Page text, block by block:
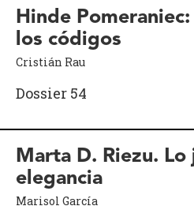
Hinde
los códigos
Cristián Rau
Dossier 54
Marta D. Riezu. Lo
elegancia
Marisol García